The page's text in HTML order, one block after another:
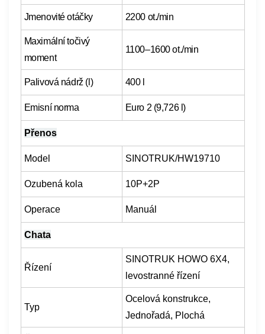
Jmenovité otáčky 2200 ot./min
Maximální točivý
moment
1100–1600 ot./min
Palivová nádrž (l) 400 l
Emisní norma Euro 2 (9,726 l)
Přenos
Model SINOTRUK/HW19710
Ozubená kola 10P+2P
Operace Manuál
Chata
Řízení
SINOTRUK HOWO 6X4,
levostranné řízení
Typ
Ocelová konstrukce,
Jednořadá, Plochá